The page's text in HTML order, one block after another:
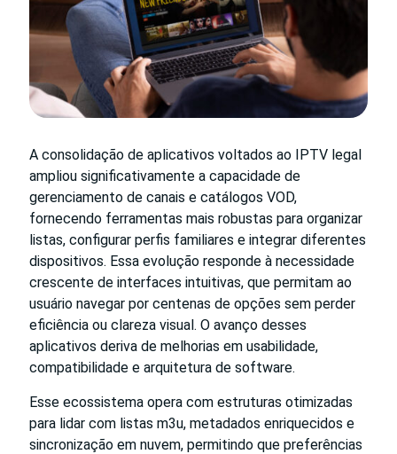
A consolidação de aplicativos voltados ao IPTV legal
ampliou significativamente a capacidade de
gerenciamento de canais e catálogos VOD,
fornecendo ferramentas mais robustas para organizar
listas, configurar perfis familiares e integrar diferentes
dispositivos. Essa evolução responde à necessidade
crescente de interfaces intuitivas, que permitam ao
usuário navegar por centenas de opções sem perder
eficiência ou clareza visual. O avanço desses
aplicativos deriva de melhorias em usabilidade,
compatibilidade e arquitetura de software.
Esse ecossistema opera com estruturas otimizadas
para lidar com listas m3u, metadados enriquecidos e
sincronização em nuvem, permitindo que preferências